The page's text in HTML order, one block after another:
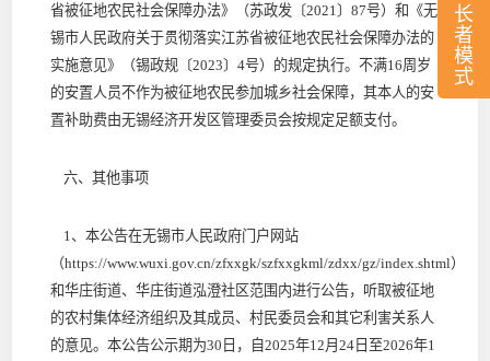
长
者
模
式
省被征地农民社会保障办法》（苏政发〔2021〕87号）和《无
锡市人民政府关于贯彻落实江苏省被征地农民社会保障办法的
实施意见》（锡政规〔2023〕4号）的规定执行。不满16周岁
的安置人员不作为被征地农民参加城乡社会保障，其本人的安
置补助费由无锡经济开发区管理委员会按规定足额支付。
六、其他事项
1、本公告在无锡市人民政府门户网站
（https://www.wuxi.gov.cn/zfxxgk/szfxxgkml/zdxx/gz/index.shtml）
和华庄街道、华庄街道泓澄社区范围内进行公告，听取被征地
的农村集体经济组织及其成员、村民委员会和其它利害关系人
的意见。本公告公示期为30日，自2025年12月24日至2026年1